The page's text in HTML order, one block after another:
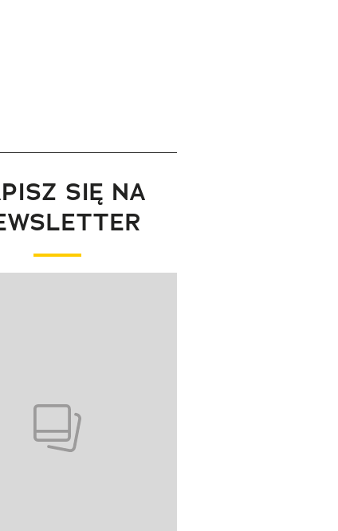
SIĘ NA